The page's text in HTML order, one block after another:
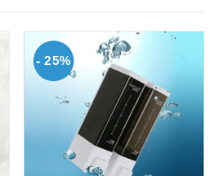
- 25%